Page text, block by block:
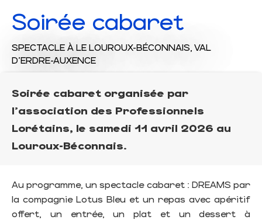
Soirée cabaret
SPECTACLE À LE LOUROUX-BÉCONNAIS, VAL
D'ERDRE-AUXENCE
Soirée cabaret organisée par
l'association des Professionnels
Lorétains, le samedi 11 avril 2026 au
Louroux-Béconnais.
Au programme, un spectacle cabaret : DREAMS par
la compagnie Lotus Bleu et un repas avec apéritif
offert, un entrée, un plat et un dessert à